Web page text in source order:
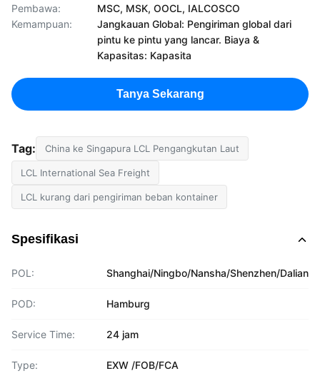
Pembawa:
MSC, MSK, OOCL, IALCOSCO
Kemampuan:
Jangkauan Global: Pengiriman global dari
pintu ke pintu yang lancar. Biaya &
Kapasitas: Kapasita
Tanya Sekarang
Tag: China ke Singapura LCL Pengangkutan Laut
LCL International Sea Freight
LCL kurang dari pengiriman beban kontainer
Spesifikasi
POL: Shanghai/Ningbo/Nansha/Shenzhen/Dalian
POD: Hamburg
Service Time: 24 jam
Type: EXW /FOB/FCA